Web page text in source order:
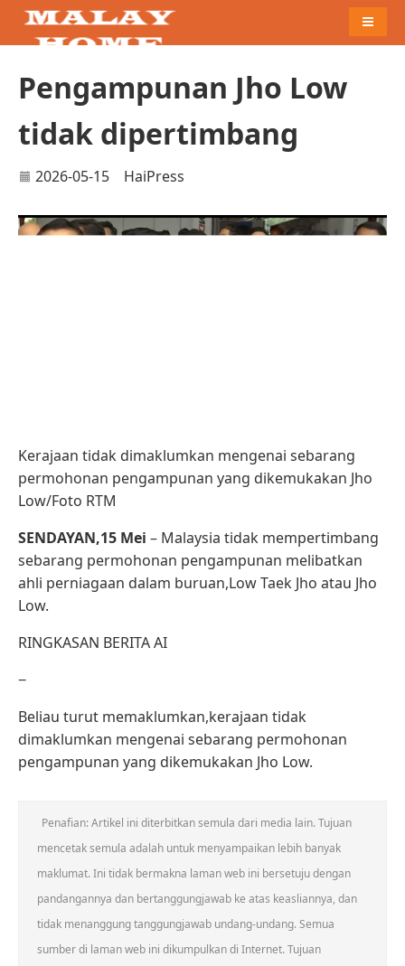
Pengampunan Jho Low
tidak dipertimbang
2026-05-15 HaiPress
Kerajaan tidak dimaklumkan mengenai sebarang
permohonan pengampunan yang dikemukakan Jho
Low/Foto RTM
SENDAYAN,15 Mei – Malaysia tidak mempertimbang
sebarang permohonan pengampunan melibatkan
ahli perniagaan dalam buruan,Low Taek Jho atau Jho
Low.
RINGKASAN BERITA AI
−
Beliau turut memaklumkan,kerajaan tidak
dimaklumkan mengenai sebarang permohonan
pengampunan yang dikemukakan Jho Low.
Penafian: Artikel ini diterbitkan semula dari media lain. Tujuan
mencetak semula adalah untuk menyampaikan lebih banyak
maklumat. Ini tidak bermakna laman web ini bersetuju dengan
pandangannya dan bertanggungjawab ke atas keasliannya, dan
tidak menanggung tanggungjawab undang-undang. Semua
sumber di laman web ini dikumpulkan di Internet. Tujuan